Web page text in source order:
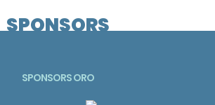
SPONSORS
SPONSORS ORO